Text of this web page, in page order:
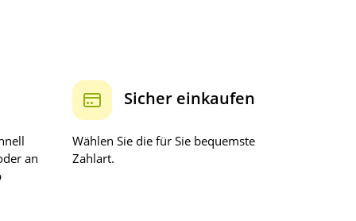
an
Sicher einkaufen
Wählen Sie die für Sie bequemste
Zahlart.